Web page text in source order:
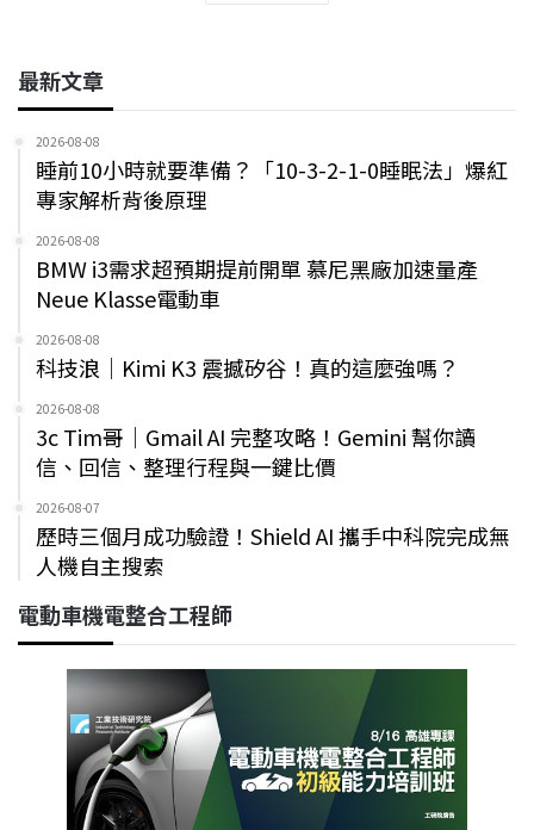
最新文章
2026-08-08
睡前10小時就要準備？「10-3-2-1-0睡眠法」爆紅
專家解析背後原理
2026-08-08
BMW i3需求超預期提前開單 慕尼黑廠加速量產
Neue Klasse電動車
2026-08-08
科技浪｜Kimi K3 震撼矽谷！真的這麼強嗎？
2026-08-08
3c Tim哥｜Gmail AI 完整攻略！Gemini 幫你讀
信、回信、整理行程與一鍵比價
2026-08-07
歷時三個月成功驗證！Shield AI 攜手中科院完成無
人機自主搜索
電動車機電整合工程師